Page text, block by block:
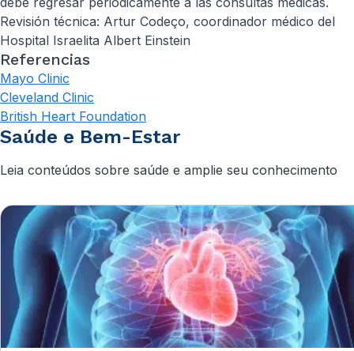
Revisión técnica: Artur Codeço, coordinador médico del
Hospital Israelita Albert Einstein
Referencias
Mayo Clinic
Cleveland Clinic
British Heart Foundation
Saúde e Bem-Estar
Leia conteúdos sobre saúde e amplie seu conhecimento